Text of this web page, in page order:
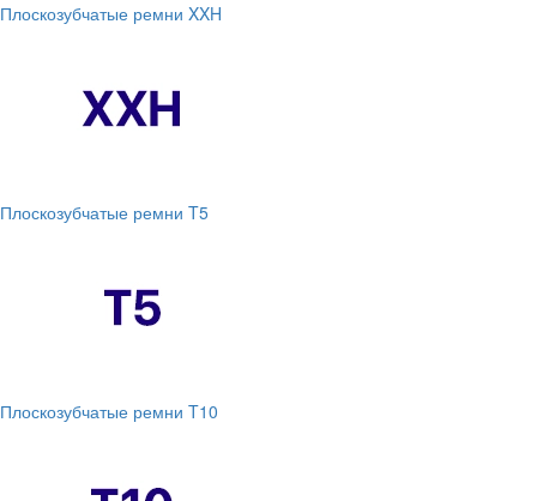
Плоскозубчатые ремни XXH
Плоскозубчатые ремни T5
Плоскозубчатые ремни T10